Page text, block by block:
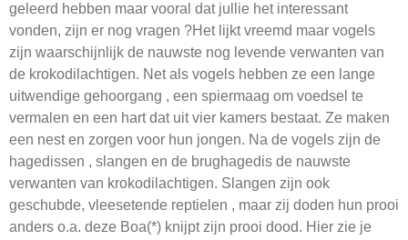
geleerd hebben maar vooral dat jullie het interessant
vonden, zijn er nog vragen ?Het lijkt vreemd maar vogels
zijn waarschijnlijk de nauwste nog levende verwanten van
de krokodilachtigen. Net als vogels hebben ze een lange
uitwendige gehoorgang , een spiermaag om voedsel te
vermalen en een hart dat uit vier kamers bestaat. Ze maken
een nest en zorgen voor hun jongen. Na de vogels zijn de
hagedissen , slangen en de brughagedis de nauwste
verwanten van krokodilachtigen. Slangen zijn ook
geschubde, vleesetende reptielen , maar zij doden hun prooi
anders o.a. deze Boa(*) knijpt zijn prooi dood. Hier zie je